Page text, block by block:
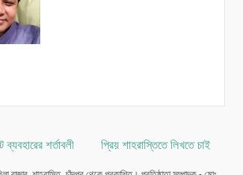
ব্যবহারের শর্তাবলী প্রিয় শাহরাস্তিতে লিখতে চাই